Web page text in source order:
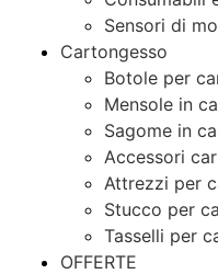
Sensori di
Cartongesso
Botole per
Mensole in
Sagome in
Accessori
Attrezzi per
Stucco per
Tasselli per
OFFERTE